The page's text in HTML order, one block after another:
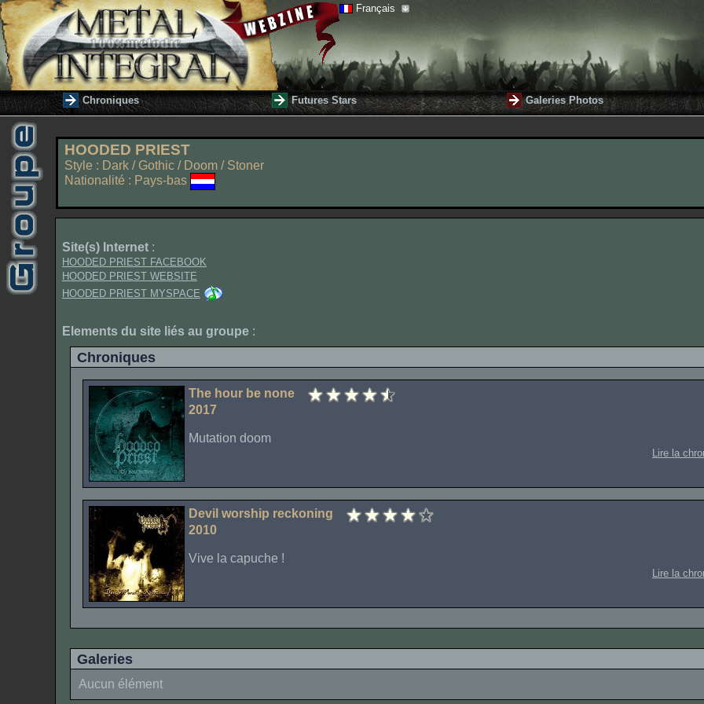
Français
Chroniques Futures Stars Galeries Photos
HOODED PRIEST
Style : Dark / Gothic / Doom / Stoner
Nationalité : Pays-bas
Site(s) Internet :
HOODED PRIEST FACEBOOK
HOODED PRIEST WEBSITE
HOODED PRIEST MYSPACE
Elements du site liés au groupe :
Chroniques
The hour be none
2017
Mutation doom
Lire la
Devil worship reckoning
2010
Vive la capuche !
Lire la
Galeries
Aucun élément